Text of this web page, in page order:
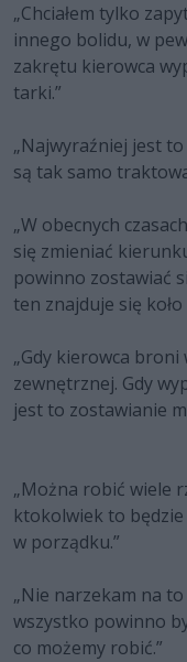
„Chciałem tylko
innego bolidu, w
zakrętu kierowca
tarki.”
„Najwyraźniej jest
są tak samo
„W obecnych
się zmieniać
powinno zostawiać
ten znajduje się koło
„Gdy kierowca
zewnętrznej. Gdy
jest to zostawianie
„Można robić wiele
ktokolwiek to
w porządku.”
„Nie narzekam na
wszystko powinno
co możemy robić.”